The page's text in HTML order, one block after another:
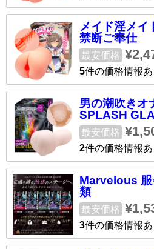
メイド淫メイ
禁断ご奉仕
最安価格
5件の価格情報あ
男の潮吹きオ
SPLASH
最安価格
2件の価格情報あ
Marvelous 服
類
最安価格
3件の価格情報あ